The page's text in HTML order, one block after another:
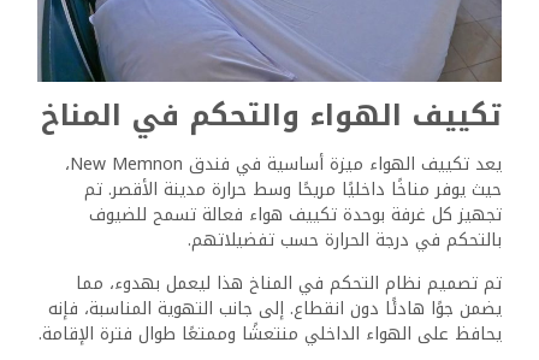
يمكن للضيوف في فندق New Memnon توقع مجموعة متنوعة
من خيارات تناول الطعام التي تبرز المأكولات المحلية وتوفر أجواء
مريحة. تلبي مرافق تناول الطعام التفضيلات المتنوعة، مع
التركيز على الأطباق التقليدية والمشروبات المنعشة.
مطعم ومطبخ
يتميز مطعم الفندق المفتوح طوال اليوم بقائمة تركز على
المأكولات المصرية التقليدية، وتقدم مزيجًا من النكهات
المتوسطية والمحلية. يتمتع الضيوف بفرصة تذوق الأطباق مثل
الكشري والكفتة والمسقعة. استخدام المكونات الطازجة من
مصادر محلية يعزز جودة ومذاق كل وجبة.